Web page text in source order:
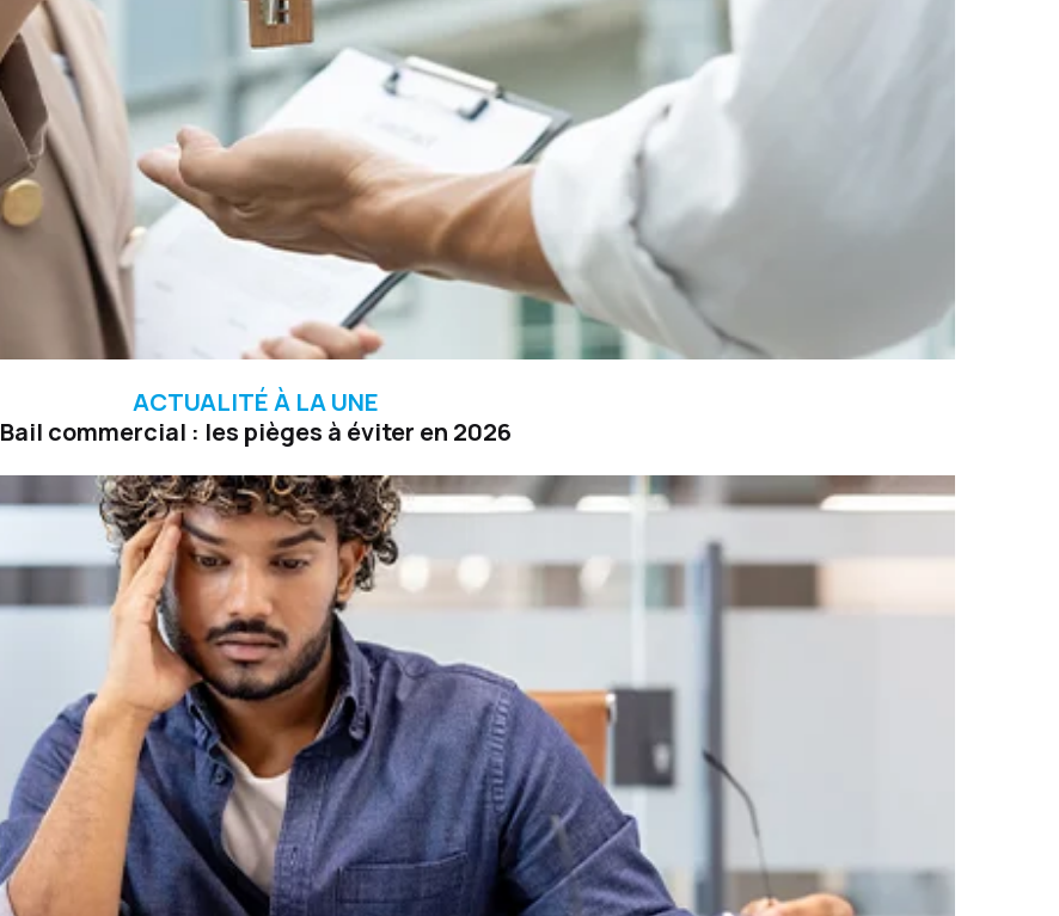
ACTUALITÉ À LA UNE
Bail commercial : les pièges à éviter en 2026